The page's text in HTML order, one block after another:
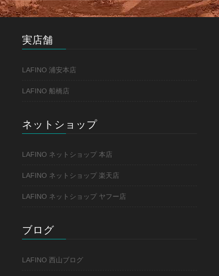
実店舗
LAFINO 浦安本店
LAFINO 船橋店
ネットショップ
LAFINO ネットショップ 本店
LAFINO ネットショップ 楽天店
LAFINO ネットショップ ヤフー店
ブログ
LAFINO 西山ブログ